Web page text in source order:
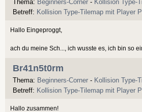
Thema: Beginners-Corner - Kollision Type-
Betreff: Kollision Type-Tilemap mit Player
Hallo Eingeproggt,
ach du meine Sch..., ich wusste es, ich bin so
Br41n5t0rm
Thema: Beginners-Corner - Kollision Type-
Betreff: Kollision Type-Tilemap mit Player
Hallo zusammen!